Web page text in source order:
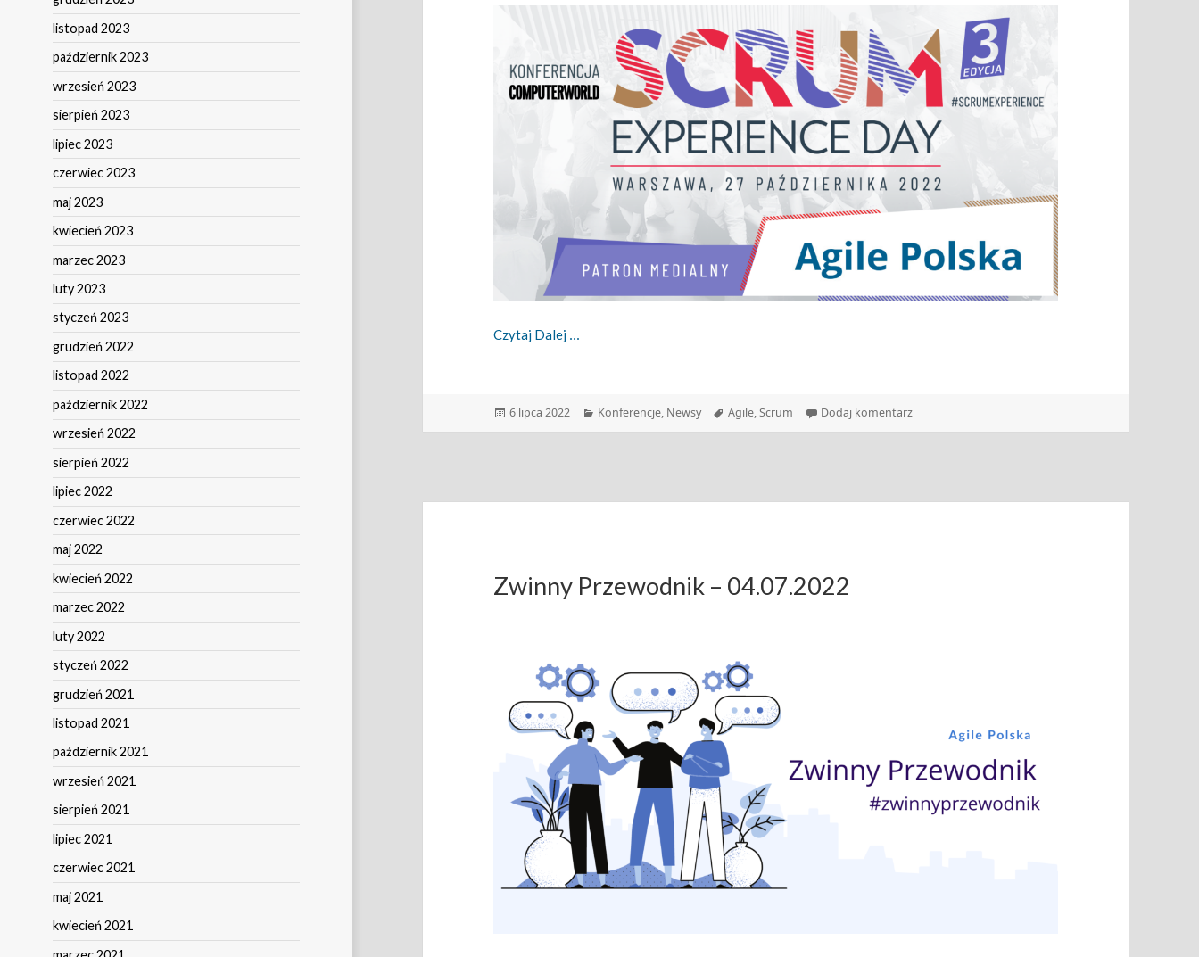
listopad 2023
październik 2023
wrzesień 2023
sierpień 2023
lipiec 2023
czerwiec 2023
maj 2023
kwiecień 2023
marzec 2023
luty 2023
styczeń 2023
grudzień 2022
listopad 2022
październik 2022
wrzesień 2022
sierpień 2022
lipiec 2022
czerwiec 2022
maj 2022
kwiecień 2022
marzec 2022
luty 2022
styczeń 2022
grudzień 2021
listopad 2021
październik 2021
wrzesień 2021
sierpień 2021
lipiec 2021
czerwiec 2021
maj 2021
kwiecień 2021
Czytaj Dalej
Data
6 lipca 2022 Kategorie
Konferencje, Newsy Tagi
Agile,Scrum Dodaj komentarzdo Zapraszamy na Scrum Experience Day!
Zwinny Przewodnik – 04.07.2022